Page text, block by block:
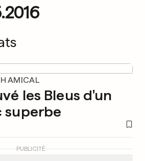
AMICAL
les Bleus d'un
superbe
PUBLICITÉ